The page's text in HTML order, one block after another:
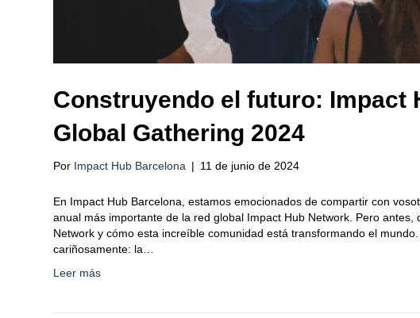
Construyendo el futuro: Impact
Global Gathering 2024
Por Impact Hub Barcelona | 11 de junio de 2024
En Impact Hub Barcelona, estamos emocionados de compartir con
anual más importante de la red global Impact Hub Network. Pero
Network y cómo esta increíble comunidad está transformando el
cariñosamente: la…
Leer más